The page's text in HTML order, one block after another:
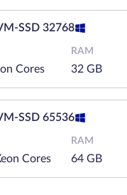
SSD 32768
Cores
RAM
32 GB
SSD 65536
Cores
RAM
64 GB